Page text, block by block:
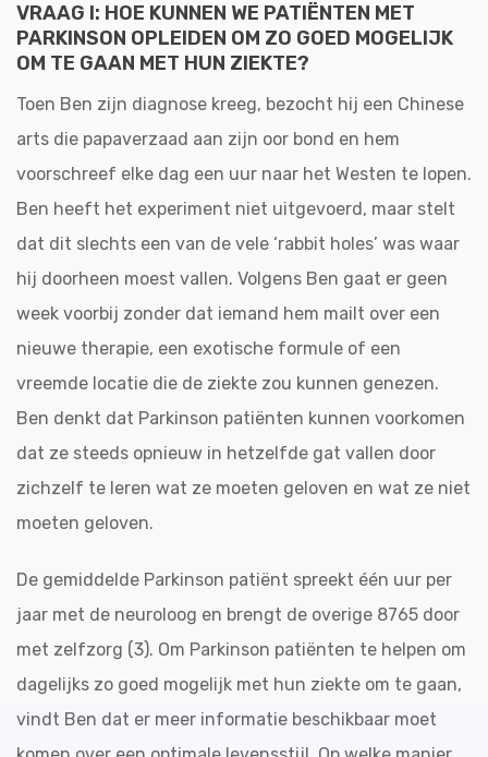
VRAAG I: HOE KUNNEN WE PATIËNTEN MET
PARKINSON OPLEIDEN OM ZO GOED MOGELIJK
OM TE GAAN MET HUN ZIEKTE?
Toen Ben zijn diagnose kreeg, bezocht hij een Chinese
arts die papaverzaad aan zijn oor bond en hem
voorschreef elke dag een uur naar het Westen te lopen.
Ben heeft het experiment niet uitgevoerd, maar stelt
dat dit slechts een van de vele ‘rabbit holes’ was waar
hij doorheen moest vallen. Volgens Ben gaat er geen
week voorbij zonder dat iemand hem mailt over een
nieuwe therapie, een exotische formule of een
vreemde locatie die de ziekte zou kunnen genezen.
Ben denkt dat Parkinson patiënten kunnen voorkomen
dat ze steeds opnieuw in hetzelfde gat vallen door
zichzelf te leren wat ze moeten geloven en wat ze niet
moeten geloven.
De gemiddelde Parkinson patiënt spreekt één uur per
jaar met de neuroloog en brengt de overige 8765 door
met zelfzorg (3). Om Parkinson patiënten te helpen om
dagelijks zo goed mogelijk met hun ziekte om te gaan,
vindt Ben dat er meer informatie beschikbaar moet